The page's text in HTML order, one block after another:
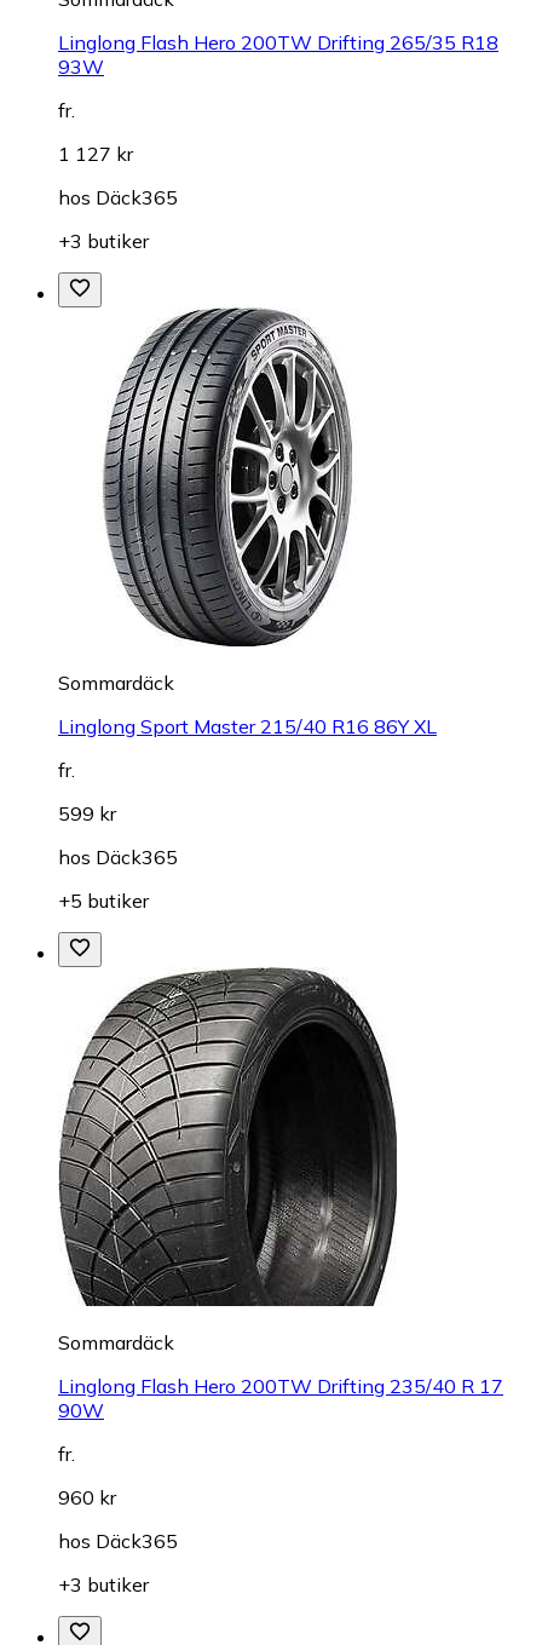
Linglong Flash Hero 200TW Drifting 265/35 R18
93W
fr.
1 127 kr
hos Däck365
+3 butiker
Sommardäck
Linglong Sport Master 215/40 R16 86Y XL
fr.
599 kr
hos Däck365
+5 butiker
Sommardäck
Linglong Flash Hero 200TW Drifting 235/40 R 17
90W
fr.
960 kr
hos Däck365
+3 butiker